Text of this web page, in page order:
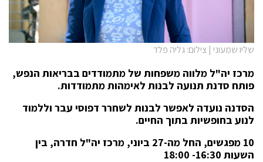
שליו שמעוני | צילום: גליה פלד
מרכז יה"ל מלווה משפחות של מתמודדים בבריאות הנפש,
פותח סדנת תנועה לבנות לאימהות מתמודדות.
הסדנה נועדה לאפשר לבנות לשחרר דפוסי עבר וללמוד
לנוע בחופשיות בתוך החיים.
10 מפגשים, החל מה-27 ביוני, מרכז יה"ל חדרה, בין
השעות 16:30- 18:00